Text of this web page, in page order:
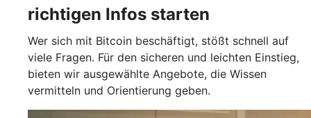
richtigen Infos starten
Wer sich mit Bitcoin beschäftigt, stößt schnell auf
viele Fragen. Für den sicheren und leichten Einstieg,
bieten wir ausgewählte Angebote, die Wissen
vermitteln und Orientierung geben.